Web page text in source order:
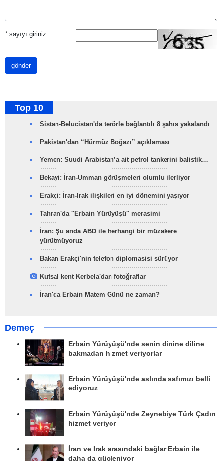
*sayıyı giriniz
gönder
Top 10
Sistan-Belucistan'da terörle bağlantılı 8 şahıs yakalandı
Pakistan'dan “Hürmüz Boğazı” açıklaması
Yemen: Suudi Arabistan’a ait petrol tankerini balistik…
Bekayi: İran-Umman görüşmeleri olumlu ilerliyor
Erakçi: İran-Irak ilişkileri en iyi dönemini yaşıyor
Tahran'da ''Erbain Yürüyüşü'' merasimi
İran: Şu anda ABD ile herhangi bir müzakere
yürütmüyoruz
Bakan Erakçi'nin telefon diplomasisi sürüyor
Kutsal kent Kerbela'dan fotoğraflar
İran'da Erbain Matem Günü ne zaman?
Demeç
Erbain Yürüyüşü'nde senin dinine diline
bakmadan hizmet veriyorlar
Erbain Yürüyüşü'nde aslında safımızı belli
ediyoruz
Erbain Yürüyüşü'nde Zeynebiye Türk Çadırı
hizmet veriyor
İran ve Irak arasındaki bağlar Erbain ile
daha da güçleniyor